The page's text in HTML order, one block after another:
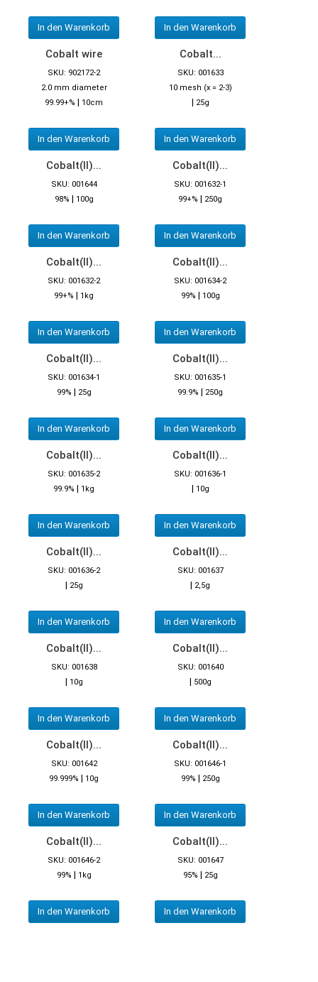
In den Warenkorb In den Warenkorb
Cobalt wire
SKU: 902172-2
2.0 mm diameter
99.99+% | 10cm
In den Warenkorb
Cobalt...
SKU: 001633
10 mesh (x = 2-3)
| 25g
In den Warenkorb
Cobalt(II)...
SKU: 001644
98% | 100g
In den Warenkorb
Cobalt(II)...
SKU: 001632-1
99+% | 250g
In den Warenkorb
Cobalt(II)...
SKU: 001632-2
99+% | 1kg
In den Warenkorb
Cobalt(II)...
SKU: 001634-2
99% | 100g
In den Warenkorb
Cobalt(II)...
SKU: 001634-1
99% | 25g
In den Warenkorb
Cobalt(II)...
SKU: 001635-1
99.9% | 250g
In den Warenkorb
Cobalt(II)...
SKU: 001635-2
99.9% | 1kg
In den Warenkorb
Cobalt(II)...
SKU: 001636-1
| 10g
In den Warenkorb
Cobalt(II)...
SKU: 001636-2
| 25g
In den Warenkorb
Cobalt(II)...
SKU: 001637
| 2,5g
In den Warenkorb
Cobalt(II)...
SKU: 001638
| 10g
In den Warenkorb
Cobalt(II)...
SKU: 001640
| 500g
In den Warenkorb
Cobalt(II)...
SKU: 001642
99.999% | 10g
In den Warenkorb
Cobalt(II)...
SKU: 001646-1
99% | 250g
In den Warenkorb
Cobalt(II)...
SKU: 001646-2
99% | 1kg
In den Warenkorb
Cobalt(II)...
SKU: 001647
95% | 25g
In den Warenkorb